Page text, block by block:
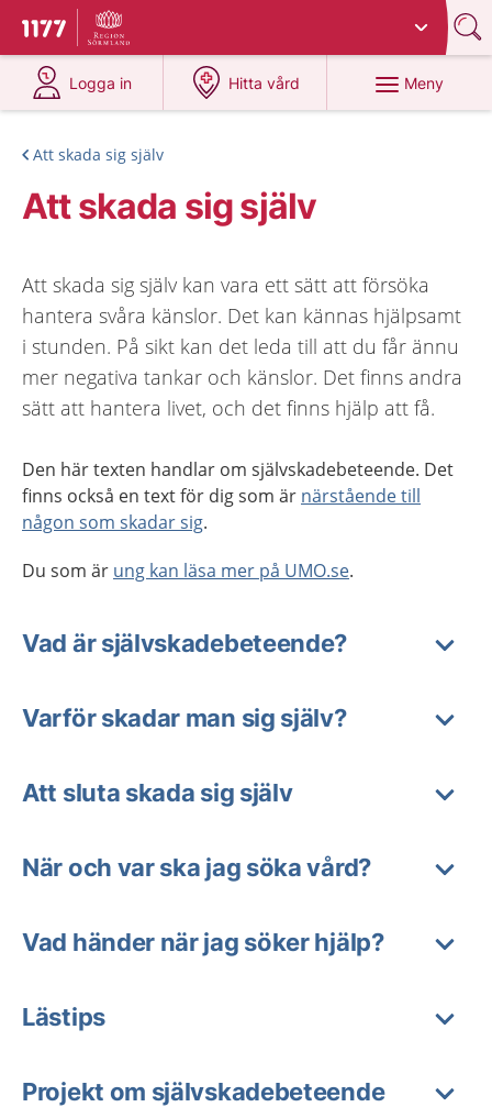
Till startsidan för 1177
Du har valt region
Logga in
på 1177.se
Hitta vård
på 1177.se
Meny
Att skada sig själv
Att skada sig själv
Att skada sig själv kan vara ett sätt att försöka
hantera svåra känslor. Det kan kännas hjälpsamt
i stunden. På sikt kan det leda till att du får ännu
mer negativa tankar och känslor. Det finns andra
sätt att hantera livet, och det finns hjälp att få.
Den här texten handlar om självskadebeteende. Det
finns också en text för dig som är närstående till
någon som skadar sig.
Du som är ung kan läsa mer på UMO.se.
Vad är självskadebeteende?
Varför skadar man sig själv?
Att sluta skada sig själv
När och var ska jag söka vård?
Vad händer när jag söker hjälp?
Lästips
Projekt om självskadebeteende